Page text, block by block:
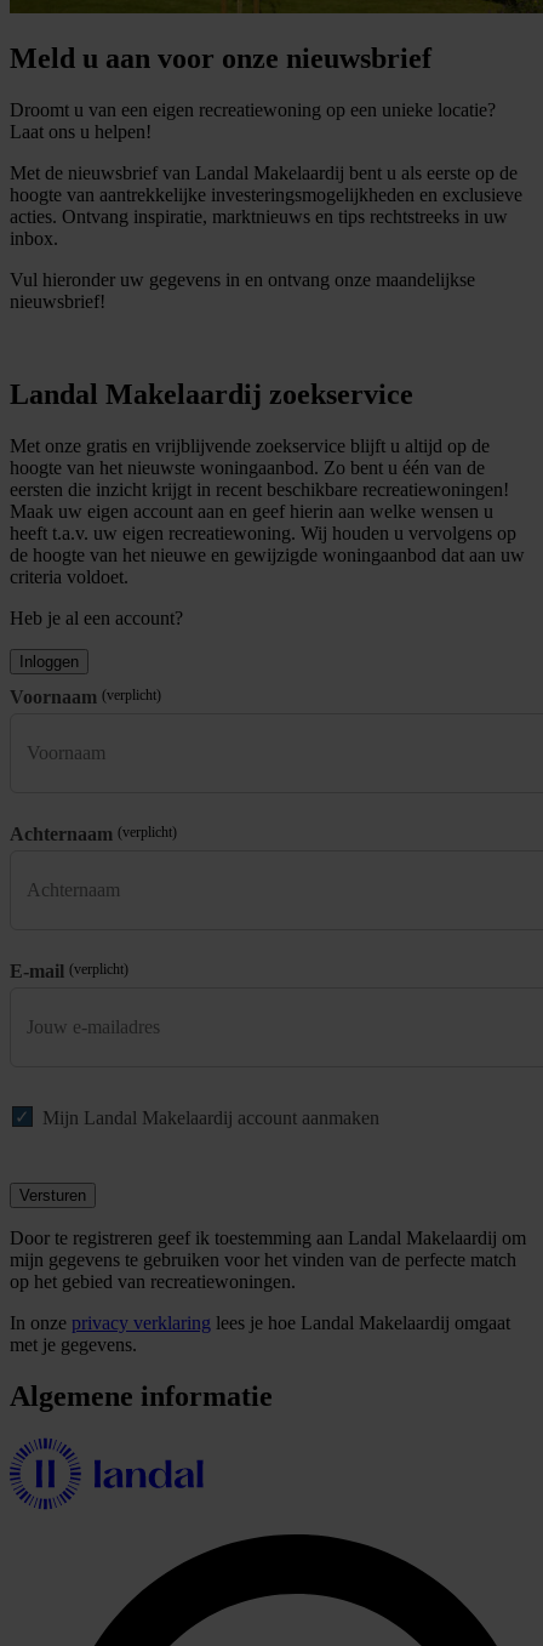
Meld u aan voor onze nieuwsbrief
Droomt u van een eigen recreatiewoning op een unieke locatie?
Laat ons u helpen!
Met de nieuwsbrief van Landal Makelaardij bent u als eerste op de
hoogte van aantrekkelijke investeringsmogelijkheden en exclusieve
acties. Ontvang inspiratie, marktnieuws en tips rechtstreeks in uw
inbox.
Vul hieronder uw gegevens in en ontvang onze maandelijkse
nieuwsbrief!
Landal Makelaardij zoekservice
Met onze gratis en vrijblijvende zoekservice blijft u altijd op de
hoogte van het nieuwste woningaanbod. Zo bent u één van de
eersten die inzicht krijgt in recent beschikbare recreatiewoningen!
Maak uw eigen account aan en geef hierin aan welke wensen u
heeft t.a.v. uw eigen recreatiewoning. Wij houden u vervolgens op
de hoogte van het nieuwe en gewijzigde woningaanbod dat aan uw
criteria voldoet.
Heb je al een account?
Inloggen
Voornaam (verplicht)
Achternaam (verplicht)
E-mail (verplicht)
Mijn Landal Makelaardij account aanmaken
Versturen
Door te registreren geef ik toestemming aan Landal Makelaardij om
mijn gegevens te gebruiken voor het vinden van de perfecte match
op het gebied van recreatiewoningen.
In onze privacy verklaring lees je hoe Landal Makelaardij omgaat
met je gegevens.
Algemene informatie